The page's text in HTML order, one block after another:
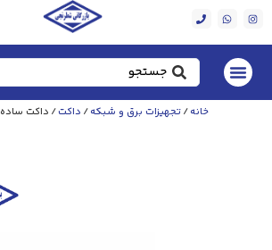
خانه/تجهیزات برق و شبکه/ داکت/ داکت ساده 60*90 سوپیتا